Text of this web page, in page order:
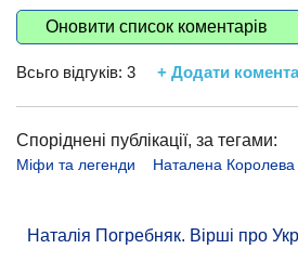
Оновити список коментарів
Всьго відгуків: 3 + Додати
Споріднені публікації, за тегами:
Міфи та легенди
Наталена Королева
Наталія Погребняк. Вірші про